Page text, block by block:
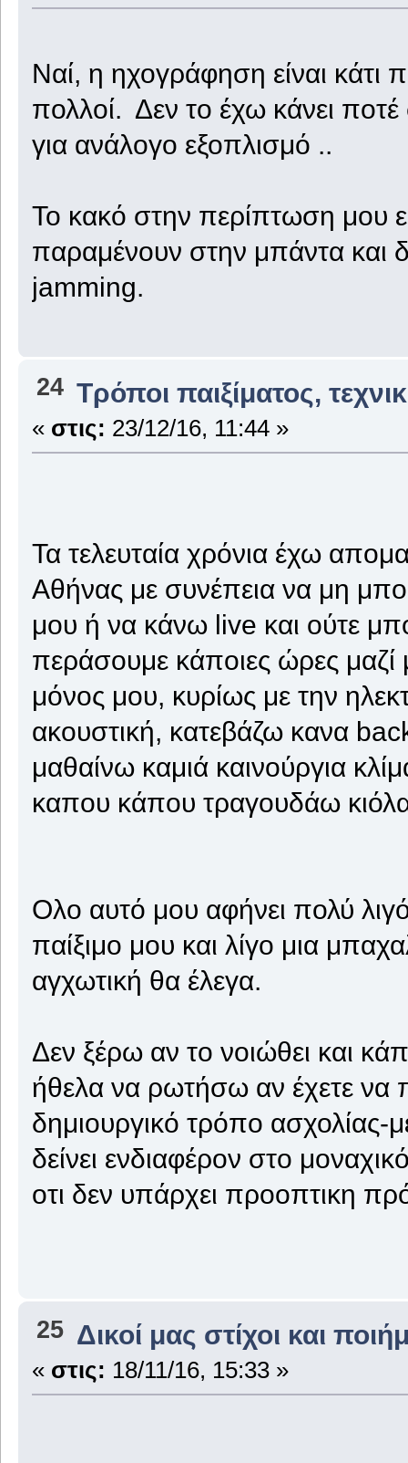
Ναί, η ηχογράφηση είναι κάτι
πολλοί. Δεν το έχω κάνει
για ανάλογο εξοπλισμό ..
Το κακό στην περίπτωση μου
παραμένουν στην μπάντα και
jamming.
24 Τρόποι παιξίματος,
« στις: 23/12/16, 11:44 »
Τα τελευταία χρόνια έχω
Αθήνας με συνέπεια να μη
μου ή να κάνω live και ούτε
περάσουμε κάποιες ώρες
μόνος μου, κυρίως με την
ακουστική, κατεβάζω κανα
μαθαίνω καμιά καινούργια
καπου κάπου τραγουδάω
Ολο αυτό μου αφήνει πολύ
παίξιμο μου και λίγο μια
αγχωτική θα έλεγα.
Δεν ξέρω αν το νοιώθει και
ήθελα να ρωτήσω αν έχετε να
δημιουργικό τρόπο ασχολίας-
δείνει ενδιαφέρον στο
οτι δεν υπάρχει προοπτικη
25 Δικοί μας στίχοι και
« στις: 18/11/16, 15:33 »